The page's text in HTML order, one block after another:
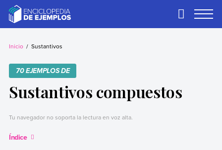
contentEjemplos
Necesitas ejemplos.
Primary
Inicio Sustantivos
70 EJEMPLOS DE
Sustantivos compuestos
Tu navegador no soporta la lectura en voz alta.
Índice